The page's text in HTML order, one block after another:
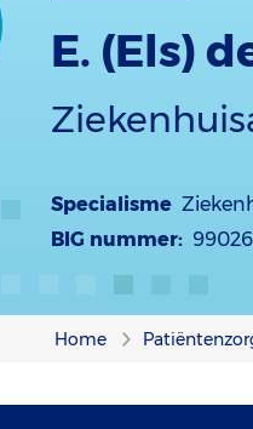
E. (Els)
Specialisme
BIG nummer:
Home